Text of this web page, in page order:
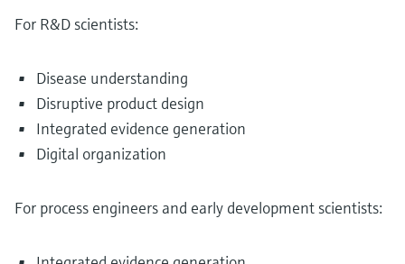
For R&D scientists:
Disease understanding
Disruptive product design
Integrated evidence generation
Digital organization
For process engineers and early development scientists: